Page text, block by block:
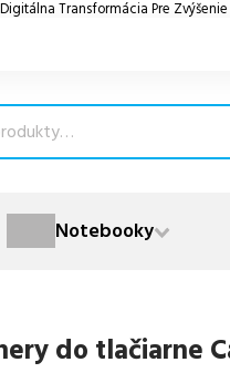
Transformácia Pre
Notebooky
do tlačiarne